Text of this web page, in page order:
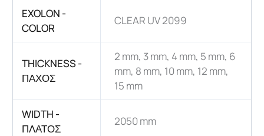
EXOLON -
COLOR
CLEAR UV 2099
THICKNESS -
ΠΑΧΟΣ
2 mm, 3 mm, 4 mm, 5 mm, 6
mm, 8 mm, 10 mm, 12 mm,
15 mm
WIDTH -
ΠΛΑΤΟΣ
2050 mm